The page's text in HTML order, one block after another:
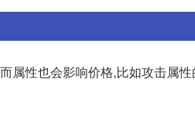
属性也会影响价格,比如攻击属